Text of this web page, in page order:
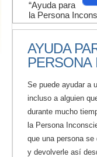
“Ayuda para
la Persona
AYUDA
PERSONA
Se puede ayudar a
incluso a alguien
durante mucho
la Persona
que una persona
y devolverle así